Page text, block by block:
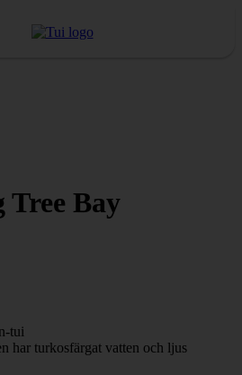
Bay
har turkosfärgat vatten och ljus